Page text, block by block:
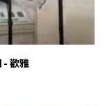
- 歡雅